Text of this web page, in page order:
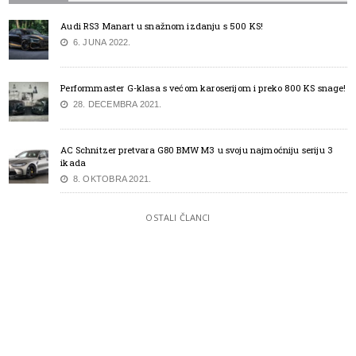
Audi RS3 Manart u snažnom izdanju s 500 KS!
6. JUNA 2022.
Performmaster G-klasa s većom karoserijom i preko 800 KS snage!
28. DECEMBRA 2021.
AC Schnitzer pretvara G80 BMW M3 u svoju najmoćniju seriju 3
ikada
8. OKTOBRA 2021.
OSTALI ČLANCI